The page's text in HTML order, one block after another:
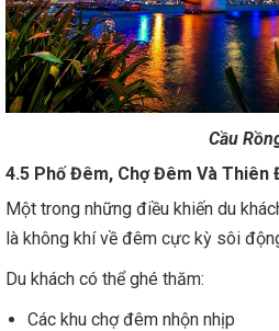
Cầu
4.5 Phố Đêm, Chợ Đêm Và Thiên
Một trong những điều khiến du
là không khí về đêm cực kỳ sôi
Du khách có thể ghé thăm:
Các khu chợ đêm nhộn nhịp